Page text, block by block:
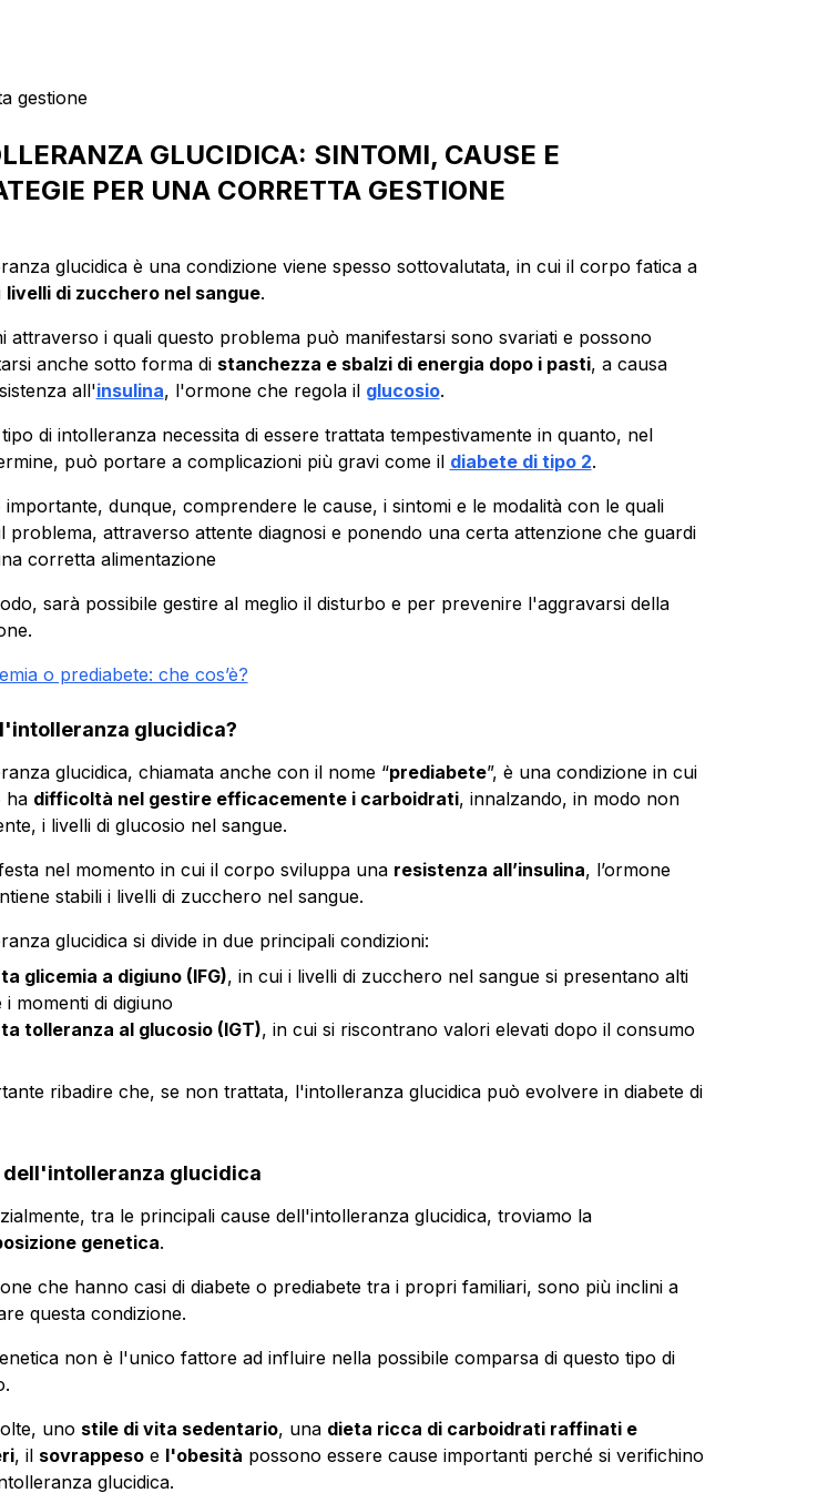
gestione
GLUCIDICA: SINTOMI, CAUSE E
PER UNA CORRETTA GESTIONE
glucidica è una condizione viene spesso sottovalutata, in cui il corpo fatica a
livelli di zucchero nel sangue.
attraverso i quali questo problema può manifestarsi sono svariati e possono
anche sotto forma di stanchezza e sbalzi di energia dopo i pasti, a causa
all'insulina, l'ormone che regola il glucosio.
di intolleranza necessita di essere trattata tempestivamente in quanto, nel
può portare a complicazioni più gravi come il diabete di tipo 2.
importante, dunque, comprendere le cause, i sintomi e le modalità con le quali
problema, attraverso attente diagnosi e ponendo una certa attenzione che guardi
corretta alimentazione
sarà possibile gestire al meglio il disturbo e per prevenire l'aggravarsi della
o prediabete: che cos’è?
glucidica?
glucidica, chiamata anche con il nome “prediabete”, è una condizione in cui
ha difficoltà nel gestire efficacemente i carboidrati, innalzando, in modo non
i livelli di glucosio nel sangue.
nel momento in cui il corpo sviluppa una resistenza all’insulina, l’ormone
stabili i livelli di zucchero nel sangue.
glucidica si divide in due principali condizioni:
glicemia a digiuno (IFG), in cui i livelli di zucchero nel sangue si presentano alti
i momenti di digiuno
tolleranza al glucosio (IGT), in cui si riscontrano valori elevati dopo il consumo
ribadire che, se non trattata, l'intolleranza glucidica può evolvere in diabete di
dell'intolleranza glucidica
tra le principali cause dell'intolleranza glucidica, troviamo la
genetica.
che hanno casi di diabete o prediabete tra i propri familiari, sono più inclini a
questa condizione.
non è l'unico fattore ad influire nella possibile comparsa di questo tipo di
uno stile di vita sedentario, una dieta ricca di carboidrati raffinati e
, il sovrappesoe l'obesità possono essere cause importanti perché si verifichino
glucidica.